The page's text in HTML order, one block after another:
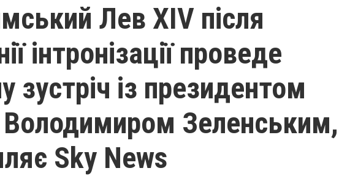
Лев XIV після
інтронізації проведе
зустріч із президентом
Володимиром Зеленським,
Sky News